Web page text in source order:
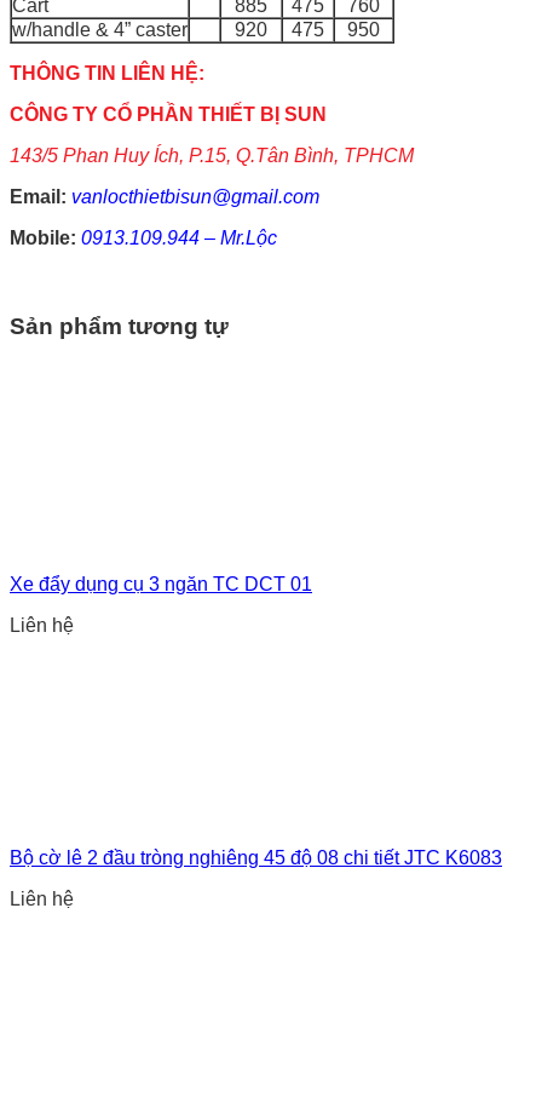
Cart 885 475
760
w/handle & 4” caster
920 475 950
THÔNG TIN LIÊN HỆ:
CÔNG TY CỔ PHẦN THIẾT BỊ SUN
143/5 Phan Huy Ích, P.15, Q.Tân Bình, TPHCM
Email: vanlocthietbisun@gmail.com
Mobile: 0913.109.944 – Mr.Lộc
Sản phẩm tương tự
Xe đẩy dụng cụ 3 ngăn TC DCT 01
Liên hệ
Bộ cờ lê 2 đầu tròng nghiêng 45 độ 08 chi tiết JTC K6083
Liên hệ